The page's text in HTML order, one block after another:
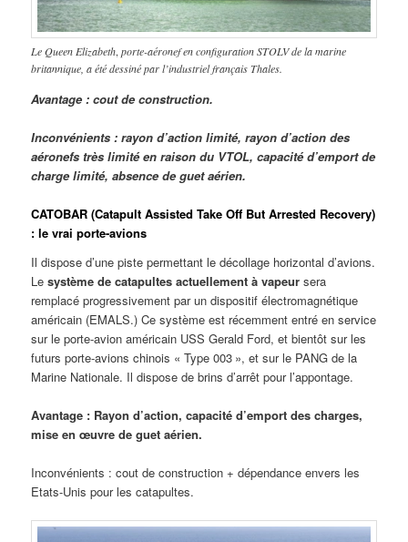
Le Queen Elizabeth,porte-aéronef en configuration STOLV de la marine
britannique, a été dessiné par l’industriel français Thales.
Avantage : cout de construction.
Inconvénients : rayon d’action limité, rayon d’action des
aéronefs très limité en raison du VTOL, capacité d’emport de
charge limité, absence de guet aérien.
CATOBAR (Catapult Assisted Take Off But Arrested Recovery)
: le vrai porte-avions
Il dispose d’une piste permettant le décollage horizontal d’avions.
Lesystème de catapultes actuellement à vapeur sera
remplacé progressivement par un dispositif électromagnétique
américain (EMALS.) Ce système est récemment entré en service
sur le porte-avion américain USS Gerald Ford, et bientôt sur les
futurs porte-avions chinois « Type 003 », et sur le PANG de la
Marine Nationale. Il dispose de brins d’arrêt pour l’appontage.
Avantage : Rayon d’action, capacité d’emport des charges,
mise en œuvre de guet aérien.
Inconvénients : cout de construction + dépendance envers les
Etats-Unis pour les catapultes.